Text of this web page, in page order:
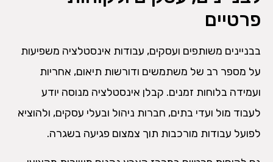
פרטיים
בבניינים משותפים ועסקים, עבודות אינסטלציה משפיעות
על מספר רב של משתמשים ודורשות תיאום, אחריות
ועמידה בלוחות זמנים. קבלן אינסטלציה מנוסה יודע
לעבוד מול ועדי בתים, חברות ניהול ובעלי עסקים, ולהוציא
לפועל עבודות מורכבות תוך צמצום פגיעה בשגרה.